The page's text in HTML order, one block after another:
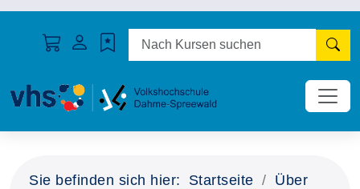
Sie befinden sich hier: Startseite
Über